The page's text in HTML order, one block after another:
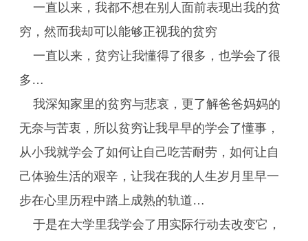
一直以来，我都不想在别人面前表现出我的贫
穷，然而我却可以能够正视我的贫穷
一直以来，贫穷让我懂得了很多，也学会了很
多…
我深知家里的贫穷与悲哀，更了解爸爸妈妈的
无奈与苦衷，所以贫穷让我早早的学会了懂事，
从小我就学会了如何让自己吃苦耐劳，如何让自
己体验生活的艰辛，让我在我的人生岁月里早一
步在心里历程中踏上成熟的轨道…
于是在大学里我学会了用实际行动去改变它，